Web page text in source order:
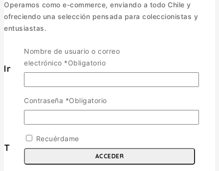
Operamos como e-commerce, enviando a todo Chile y
ofreciendo una selección pensada para coleccionistas y
entusiastas.
Informacion
Política de Envíos
Cambios y Devoluciones
Política de Privacidad
Tienda
Nombre de usuario o correo
electrónico *Obligatorio
Contraseña *Obligatorio
Recuérdame
ACCEDER